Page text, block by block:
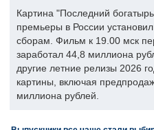
Картина "Последний
премьеры в России
сборам. Фильм к 19.00 мск
заработал 44,8 миллиона
другие летние релизы 2026
картины, включая
миллиона рублей.